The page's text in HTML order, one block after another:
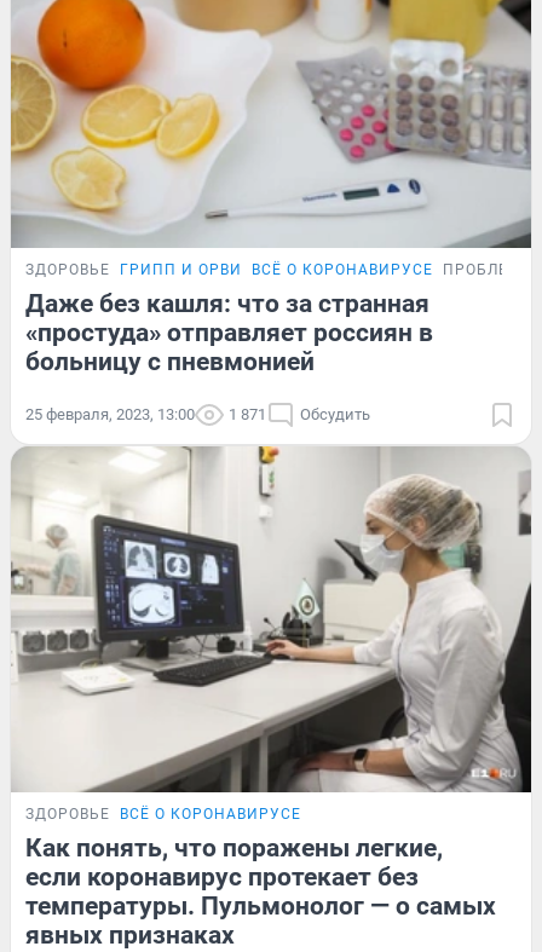
ЗДОРОВЬЕ ГРИПП И ОРВИ ВСЁ О КОРОНАВИРУСЕ ПРОБЛЕМА
Даже без кашля: что за странная
«простуда» отправляет россиян в
больницу с пневмонией
25 февраля, 2023, 13:00 1 871 Обсудить
ЗДОРОВЬЕ ВСЁ О КОРОНАВИРУСЕ
Как понять, что поражены легкие,
если коронавирус протекает без
температуры. Пульмонолог — о самых
явных признаках